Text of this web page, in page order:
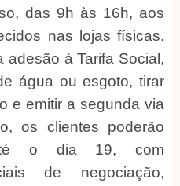
das 9h às 16h, aos
nas lojas físicas.
adesão à Tarifa Social,
água ou esgoto, tirar
e emitir a segunda via
os clientes poderão
o dia 19, com
de negociação,